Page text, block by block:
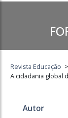
Revista Educação >
A cidadania global
Autor